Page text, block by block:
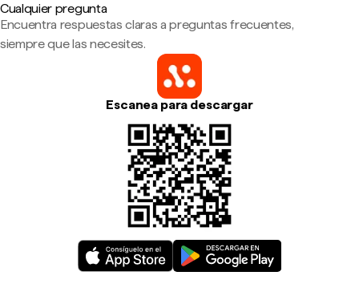
Cualquier pregunta
Encuentra respuestas claras a preguntas frecuentes,
siempre que las necesites.
Escanea para descargar